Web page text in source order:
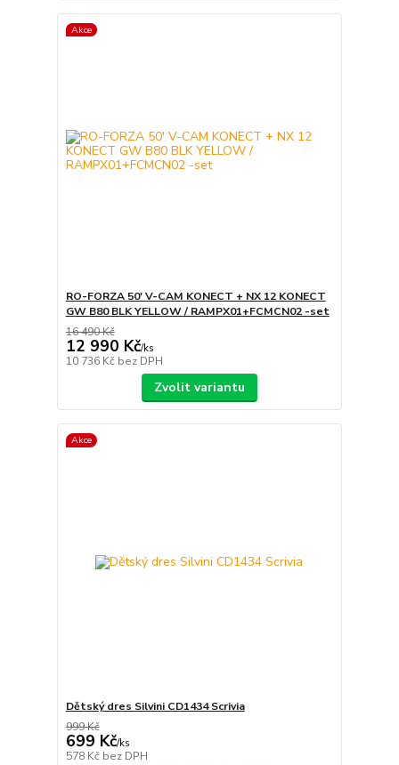
Akce
RO-FORZA 50' V-CAM KONECT + NX 12 KONECT
GW B80 BLK YELLOW / RAMPX01+FCMCN02 -set
16 490 Kč
12 990 Kč/ks
10 736 Kč bez DPH
Zvolit variantu
Akce
Dětský dres Silvini CD1434 Scrivia
999 Kč
699 Kč/ks
578 Kč bez DPH